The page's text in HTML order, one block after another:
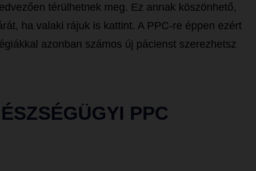
térülhetnek meg. Ez annak köszönhető,
ha valaki rájuk is kattint. A PPC-re éppen ezért
azonban számos új pácienst szerezhetsz
PPC